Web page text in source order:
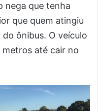
nega que tenha
que quem atingiu
ônibus. O veículo
até cair no